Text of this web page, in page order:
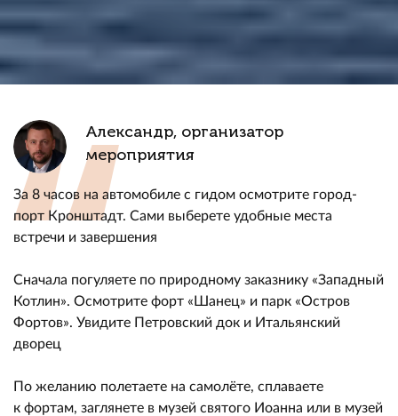
Александр, организатор
мероприятия
За 8 часов на автомобиле с гидом осмотрите город-
порт Кронштадт. Сами выберете удобные места
встречи и завершения
Сначала погуляете по природному заказнику «Западный
Котлин». Осмотрите форт «Шанец» и парк «Остров
Фортов». Увидите Петровский док и Итальянский
дворец
По желанию полетаете на самолёте, сплаваете
к фортам, заглянете в музей святого Иоанна или в музей